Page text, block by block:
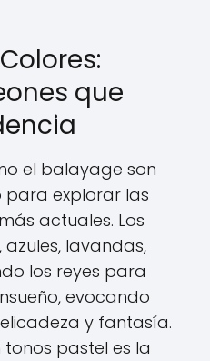
que
el balayage son
para explorar las
actuales. Los
lavandas,
los reyes para
evocando
y fantasía.
pastel es la